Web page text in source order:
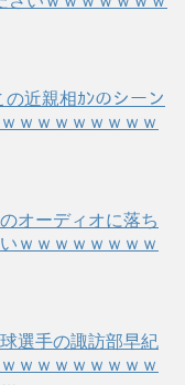
の近親相ｶﾝのシーン
ｗｗｗｗｗｗｗｗ
オーディオに落ち
ｗｗｗｗｗｗｗｗ
球選手の諏訪部早紀
ｗｗｗｗｗｗｗｗ